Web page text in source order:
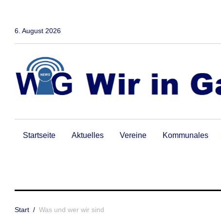
6. August 2026
Startseite Aktuelles Vereine Kommunales
Start / Was und wer wir sind